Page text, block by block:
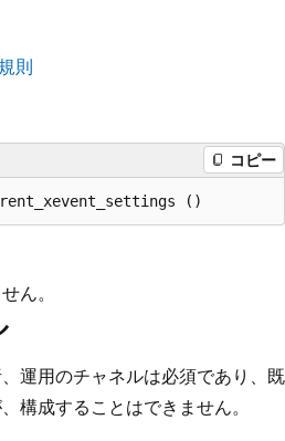
則
コピー
ん。
運用のチャネルは必須であり、既
構成することはできません。